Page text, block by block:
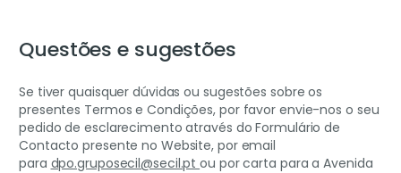
Questões e sugestões
Se tiver quaisquer dúvidas ou sugestões sobre os
presentes Termos e Condições, por favor envie-nos o seu
pedido de esclarecimento através do Formulário de
Contacto presente no Website, por email
para dpo.gruposecil@secil.ptou por carta para a Avenida